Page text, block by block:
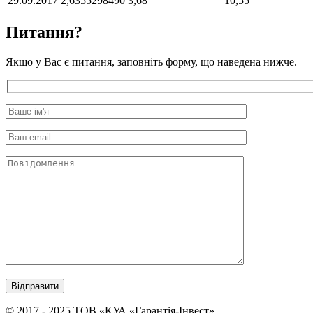
Питання?
Якщо у Вас є питання, заповніть форму, що наведена нижче.